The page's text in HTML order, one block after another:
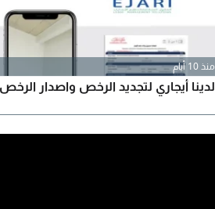
منذ 10 أيام
لدينا أيجاري لتجديد الرخص واصدار